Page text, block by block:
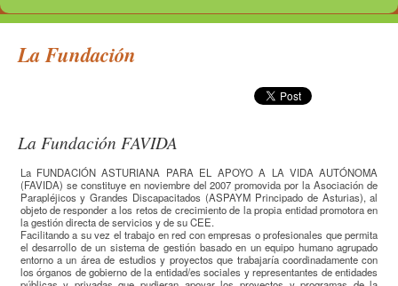
Página principal
La Fundación
La Fundación FAVIDA
La FUNDACIÓN ASTURIANA PARA EL APOYO A LA VIDA AUTÓNOMA
(FAVIDA) se constituye en noviembre del 2007 promovida por la Asociación de
Parapléjicos y Grandes Discapacitados (ASPAYM Principado de Asturias), al
objeto de responder a los retos de crecimiento de la propia entidad promotora en
la gestión directa de servicios y de su CEE.
Facilitando a su vez el trabajo en red con empresas o profesionales que permita
el desarrollo de un sistema de gestión basado en un equipo humano agrupado
entorno a un área de estudios y proyectos que trabajaría coordinadamente con
los órganos de gobierno de la entidad/es sociales y representantes de entidades